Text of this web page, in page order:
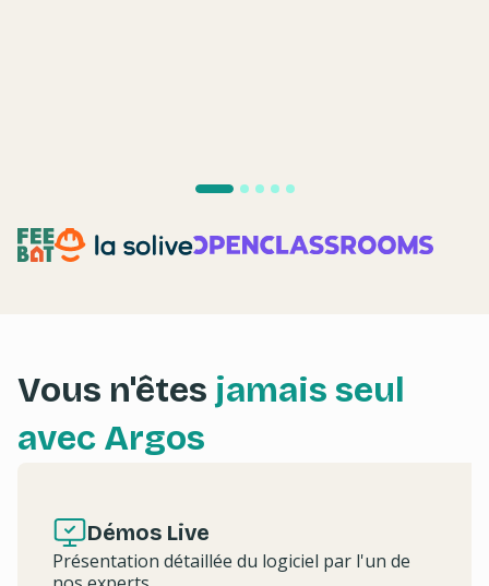
Vous n'êtes jamais seul
avec Argos
Démos Live
Présentation détaillée du logiciel par l'un de